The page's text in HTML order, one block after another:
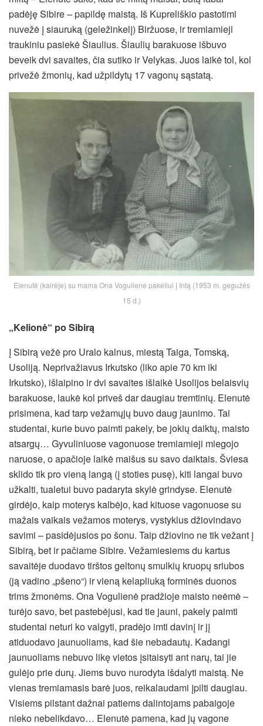
padėję Sibire – papildę maistą. Iš Kupreliškio pastotimi
nuvežė į siauruką (geležinkelį) Biržuose, ir tremiamieji
traukiniu pasiekė Šiaulius. Šiaulių barakuose išbuvo
beveik dvi savaites, čia sutiko ir Velykas. Juos laikė tol, kol
privežė žmonių, kad užpildytų 17 vagonų sąstatą.
Elenutė (kairėje) su mama Ona Voguliene pakeliui į Intą (1953 m. gegužės
15 d.)
„Kelionė“ po Sibirą
Į Sibirą vežė pro Uralo kalnus, miestą Taiga, Tomską,
Usoliją. Neprivažiavus Irkutsko (liko apie 70 km iki
Irkutsko), išlaipino ir dvi savaites išlaikė Usolijos belaisvių
barakuose, laukė kol priveš dar daugiau tremtinių. Elenutė
prisimena, kad tarp vežamųjų buvo daug jaunimo. Tai
studentai, kurie buvo paimti pakely, be jokių daiktų, maisto
atsargų… Gyvuliniuose vagonuose tremiamieji miegojo
naruose, o apačioje laikė maišus su savo daiktais. Šviesa
sklido tik pro vieną langą (į stoties pusę), kiti langai buvo
užkalti, tualetui buvo padaryta skylė grindyse. Elenutė
girdėjo, kaip moterys kalbėjo, kad kituose vagonuose su
mažais vaikais vežamos moterys, vystyklus džiovindavo
savimi – pasidėjusios po šonu. Taip džiovino ne tik vežant į
Sibirą, bet ir pačiame Sibire. Vežamiesiems du kartus
savaitėje duodavo tirštos geltonų smulkių kruopų sriubos
(ją vadino „pšeno“) ir vieną kelapliuką forminės duonos
trims žmonėms. Ona Vogulienė pradžioje maisto neėmė –
turėjo savo, bet pastebėjusi, kad tie jauni, pakely paimti
studentai neturi ko valgyti, pradėjo imti davinį ir jį
atiduodavo jaunuoliams, kad šie nebadautų. Kadangi
jaunuoliams nebuvo likę vietos įsitaisyti ant narų, tai jie
gulėjo prie durų. Jiems buvo nurodyta išdalyti maistą. Ne
vienas tremiamasis barė juos, reikalaudami įpilti daugiau.
Visiems pilstant dažnai patiems dalintojams pabaigoje
nieko nebelikdavo… Elenutė pamena, kad jų vagone